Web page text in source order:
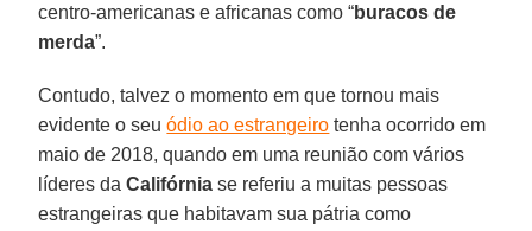
centro-americanas e africanas como “buracos de
merda”.
Contudo, talvez o momento em que tornou mais
evidente o seu ódio ao estrangeiro tenha ocorrido em
maio de 2018, quando em uma reunião com vários
líderes daCalifórnia se referiu a muitas pessoas
estrangeiras que habitavam sua pátria como